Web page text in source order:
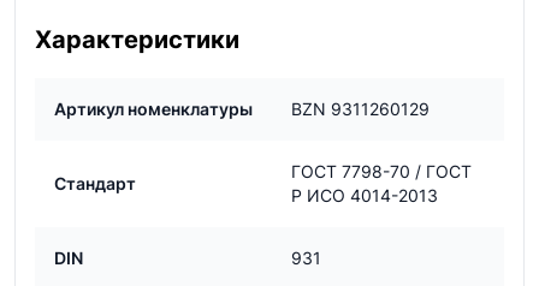
Характеристики
Артикул номенклатуры BZN 9311260129
Стандарт
ГОСТ 7798-70 / ГОСТ
Р ИСО 4014-2013
DIN 931